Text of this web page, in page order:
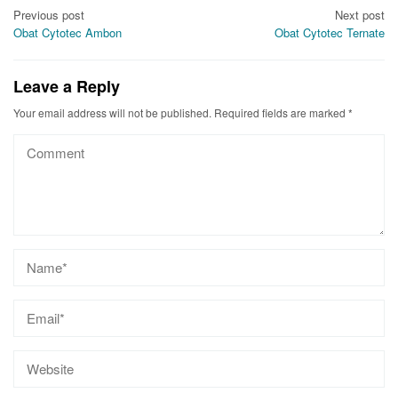
Post
navigation
Previous post
Obat Cytotec Ambon
Next post
Obat Cytotec Ternate
Leave a Reply
Your email address will not be published. Required fields are marked *